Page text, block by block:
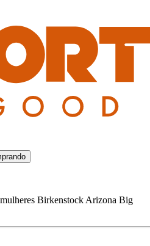
Birkenstock Arizona Big